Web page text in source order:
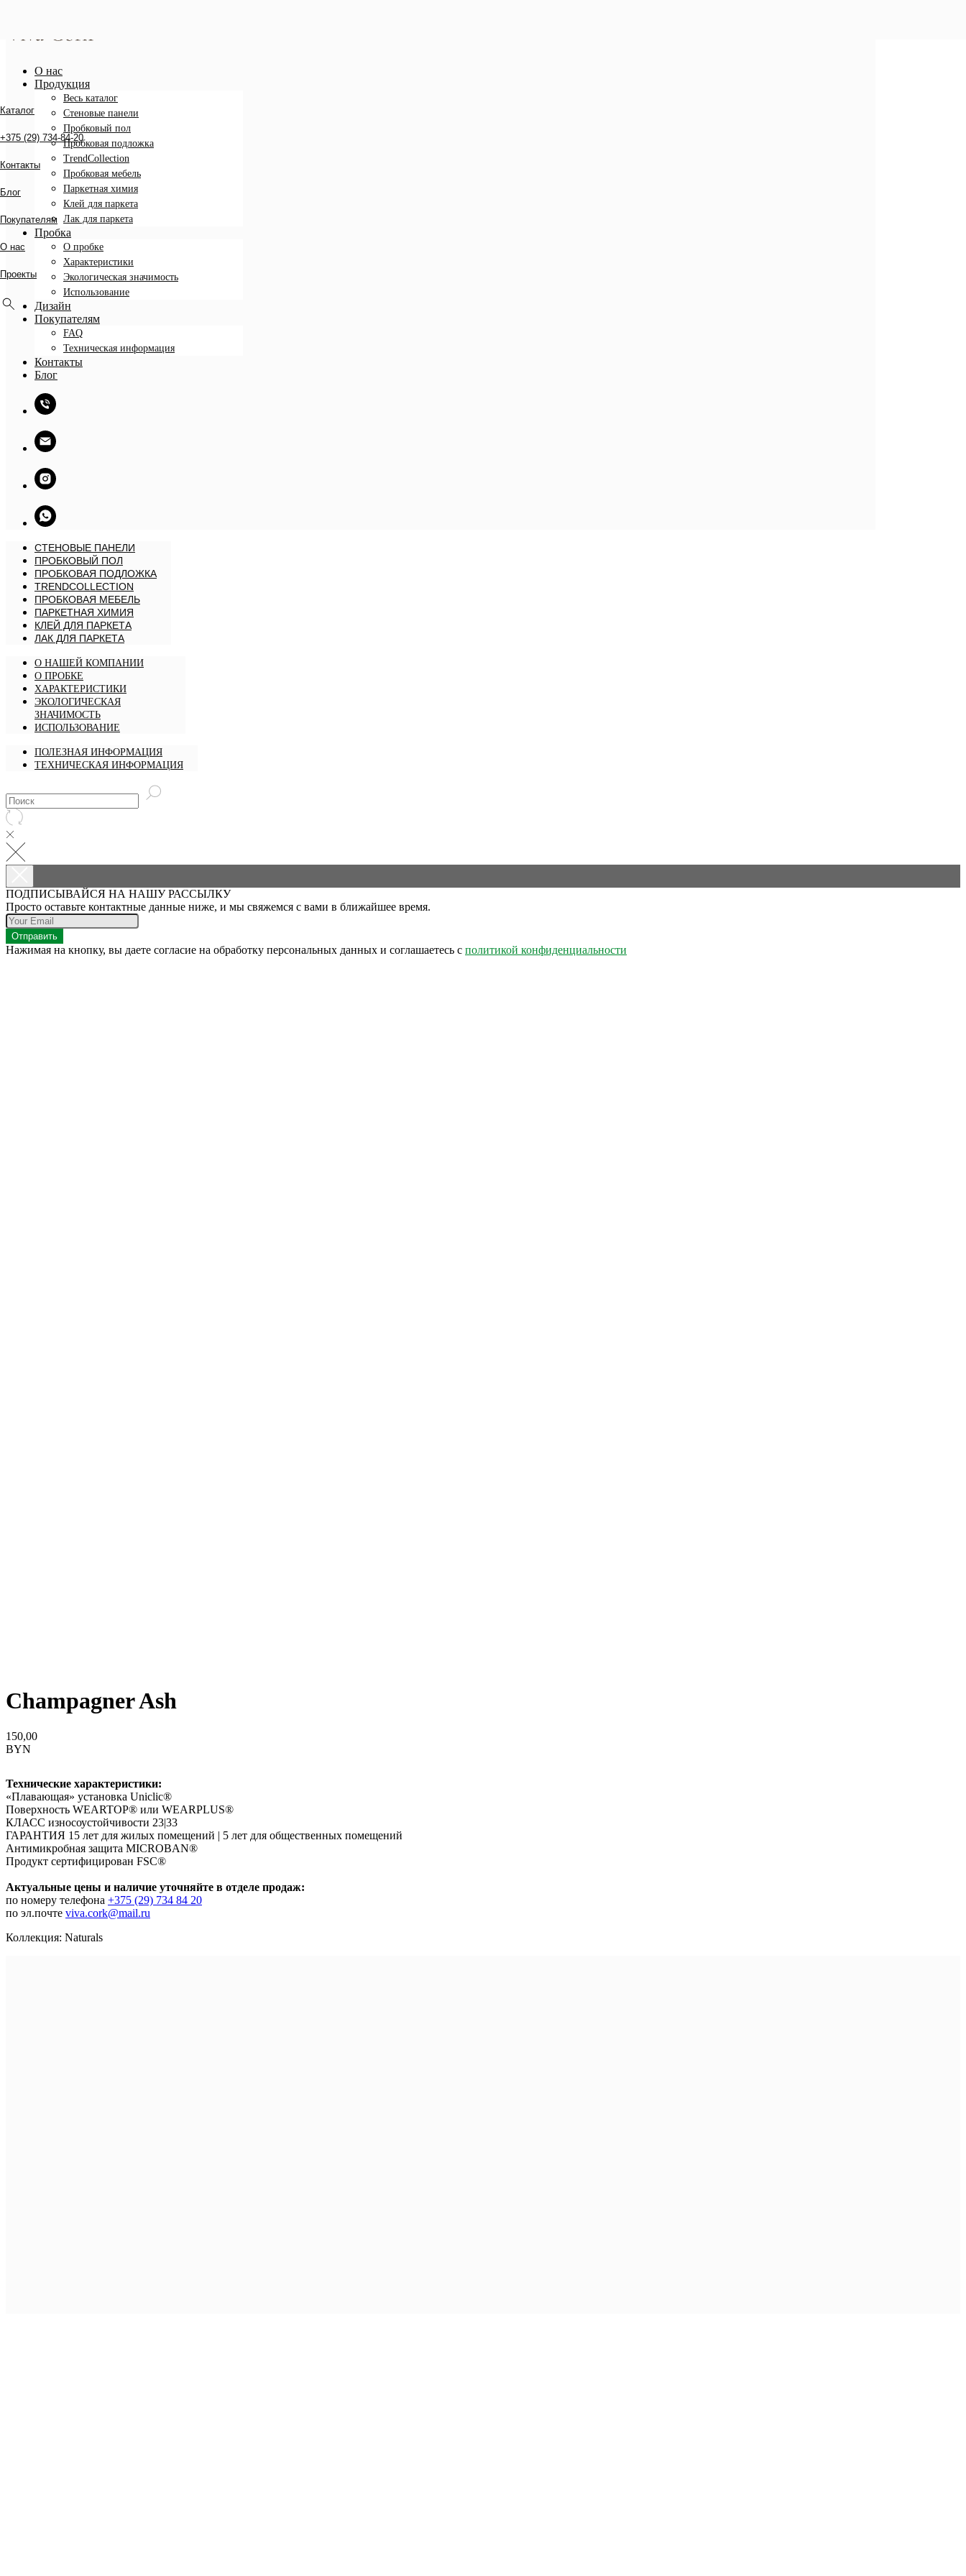
Каталог
+375 (29) 734-84-20
Контакты
Блог
Покупателям
О нас
Проекты
О нас
Продукция
Весь каталог
Стеновые панели
Пробковый пол
Пробковая подложка
TrendCollection
Пробковая мебель
Паркетная химия
Клей для паркета
Лак для паркета
Пробка
О пробке
Характеристики
Экологическая значимость
Использование
Дизайн
Покупателям
FAQ
Техническая информация
Контакты
Блог
СТЕНОВЫЕ ПАНЕЛИ
ПРОБКОВЫЙ ПОЛ
ПРОБКОВАЯ ПОДЛОЖКА
TRENDCOLLECTION
ПРОБКОВАЯ МЕБЕЛЬ
ПАРКЕТНАЯ ХИМИЯ
КЛЕЙ ДЛЯ ПАРКЕТА
ЛАК ДЛЯ ПАРКЕТА
О НАШЕЙ КОМПАНИИ
О ПРОБКЕ
ХАРАКТЕРИСТИКИ
ЭКОЛОГИЧЕСКАЯ
ЗНАЧИМОСТЬ
ИСПОЛЬЗОВАНИЕ
ПОЛЕЗНАЯ ИНФОРМАЦИЯ
ТЕХНИЧЕСКАЯ ИНФОРМАЦИЯ
ПОДПИСЫВАЙСЯ НА НАШУ РАССЫЛКУ
Просто оставьте контактные данные ниже, и мы свяжемся с вами в ближайшее время.
Отправить
Нажимая на кнопку, вы даете согласие на обработку персональных данных и соглашаетесь c политикой конфиденциальности
Champagner Ash
150,00
BYN
Технические характеристики:
«Плавающая» установка Uniclic®
Поверхность WEARTOP® или WEARPLUS®
КЛАСС износоустойчивости 23|33
ГАРАНТИЯ 15 лет для жилых помещений | 5 лет для общественных помещений
Антимикробная защита MICROBAN®
Продукт сертифицирован FSC®
Актуальные цены и наличие уточняйте в отделе продаж:
по номеру телефона +375 (29) 734 84 20
по эл.почте viva.cork@mail.ru
Коллекция: Naturals